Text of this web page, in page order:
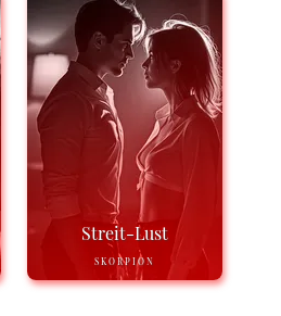
Streit-Lust
SKORPION